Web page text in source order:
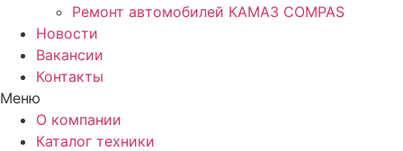
Ремонт автомобилей КАМАЗ COMPAS
Новости
Вакансии
Контакты
Меню
О компании
Каталог техники